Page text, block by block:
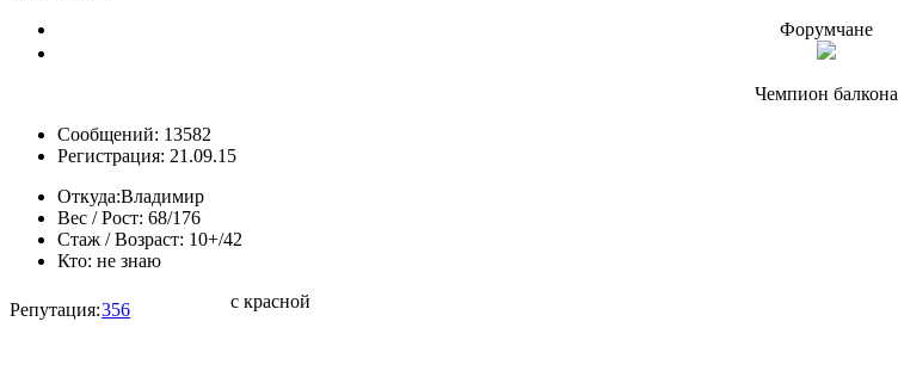
Форумчане
Чемпион балкона
Сообщений: 13582
Регистрация: 21.09.15
Откуда:Владимир
Вес / Рост: 68/176
Стаж / Возраст: 10+/42
Кто: не знаю
Репутация:356 с красной